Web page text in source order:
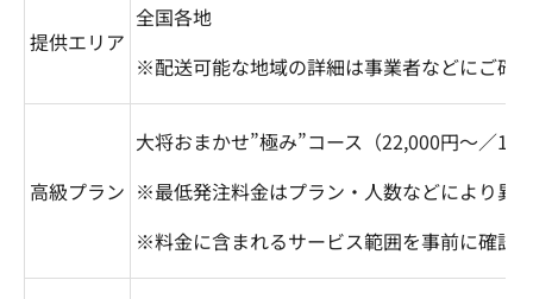
提供エリア
全国各地
※配送可能な地域の詳細は事業者などにご確
高級プラン
大将おまかせ”極み”コース（22,000円～／1
※最低発注料金はプラン・人数などにより異
※料金に含まれるサービス範囲を事前に確認